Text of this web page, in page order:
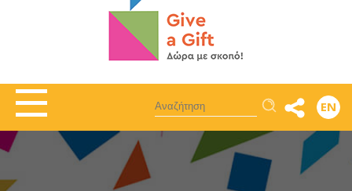
Αναζήτηση EN